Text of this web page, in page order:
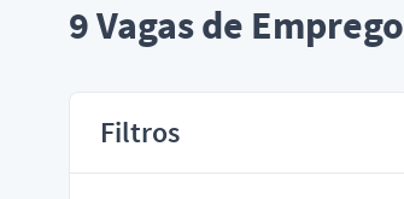
9Vagas de Emprego
Filtros